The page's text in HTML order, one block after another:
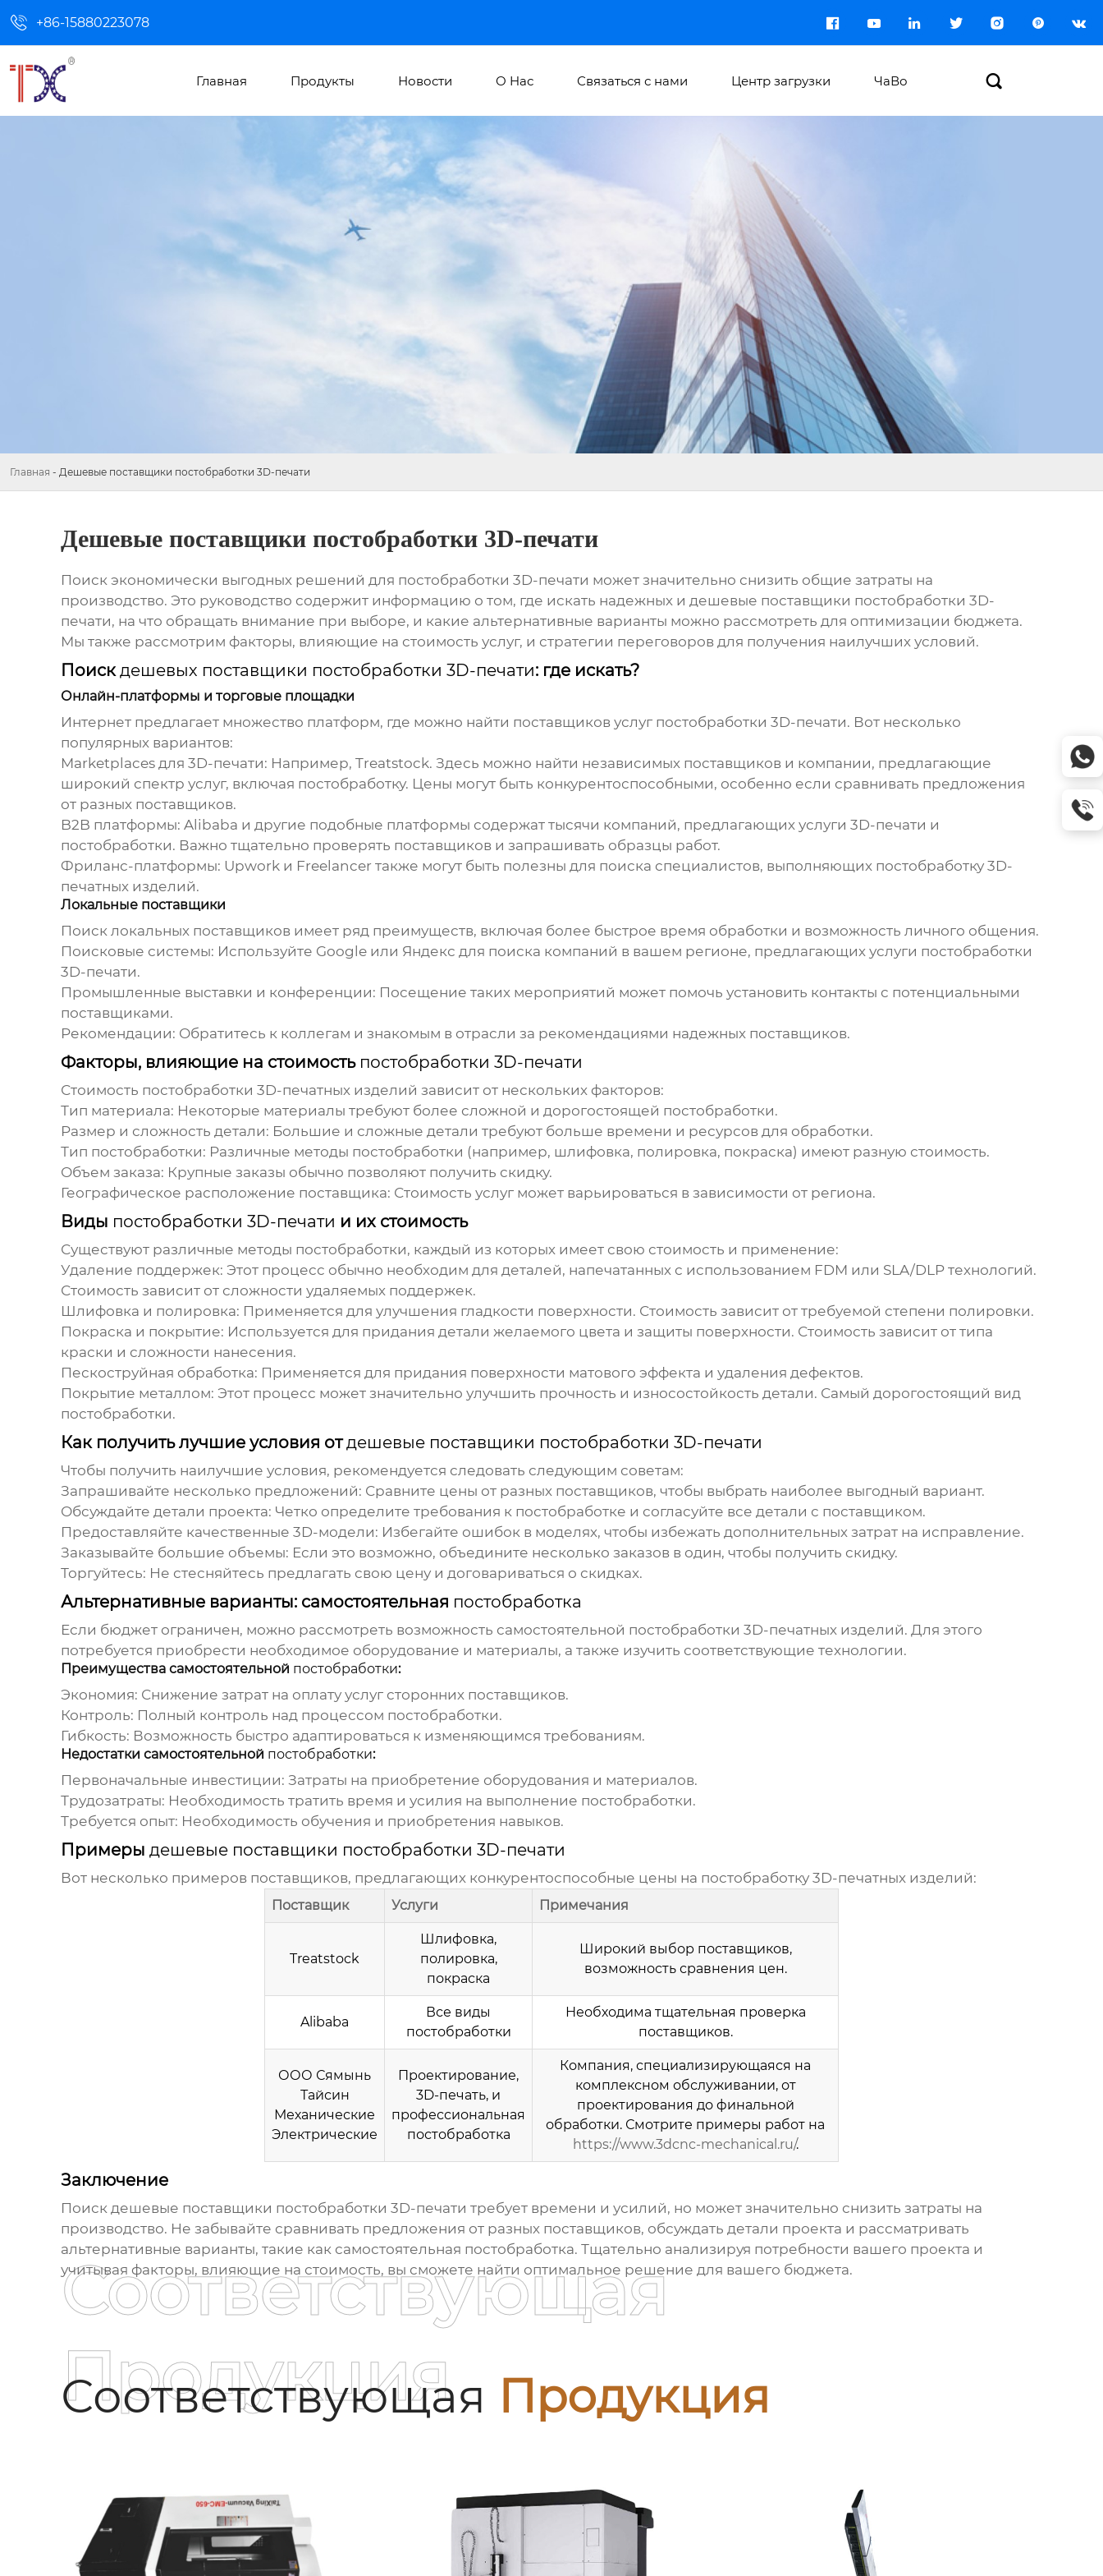
 +86-15880223078       
Главная Продукты Новости О Hас Связаться с нами Центр загрузки ЧаВо 
Главная - Дешевые поставщики постобработки 3D-печати
Дешевые поставщики постобработки 3D-печати
Поиск экономически выгодных решений для постобработки 3D-печати может значительно снизить общие затраты на
производство. Это руководство содержит информацию о том, где искать надежных и дешевые поставщики постобработки 3D-
печати, на что обращать внимание при выборе, и какие альтернативные варианты можно рассмотреть для оптимизации бюджета.
Мы также рассмотрим факторы, влияющие на стоимость услуг, и стратегии переговоров для получения наилучших условий.
Поискдешевых поставщики постобработки 3D-печати: где искать?
Онлайн-платформы и торговые площадки
Интернет предлагает множество платформ, где можно найти поставщиков услуг постобработки 3D-печати. Вот несколько
популярных вариантов:
Marketplaces для 3D-печати: Например, Treatstock. Здесь можно найти независимых поставщиков и компании, предлагающие
широкий спектр услуг, включая постобработку. Цены могут быть конкурентоспособными, особенно если сравнивать предложения
от разных поставщиков.
B2B платформы: Alibaba и другие подобные платформы содержат тысячи компаний, предлагающих услуги 3D-печати и
постобработки. Важно тщательно проверять поставщиков и запрашивать образцы работ.
Фриланс-платформы: Upwork и Freelancer также могут быть полезны для поиска специалистов, выполняющих постобработку 3D-
печатных изделий.
Локальные поставщики
Поиск локальных поставщиков имеет ряд преимуществ, включая более быстрое время обработки и возможность личного общения.
Поисковые системы: Используйте Google или Яндекс для поиска компаний в вашем регионе, предлагающих услуги постобработки
3D-печати.
Промышленные выставки и конференции: Посещение таких мероприятий может помочь установить контакты с потенциальными
поставщиками.
Рекомендации: Обратитесь к коллегам и знакомым в отрасли за рекомендациями надежных поставщиков.
Факторы, влияющие на стоимость постобработки 3D-печати
Стоимость постобработки 3D-печатных изделий зависит от нескольких факторов:
Тип материала: Некоторые материалы требуют более сложной и дорогостоящей постобработки.
Размер и сложность детали: Большие и сложные детали требуют больше времени и ресурсов для обработки.
Тип постобработки: Различные методы постобработки (например, шлифовка, полировка, покраска) имеют разную стоимость.
Объем заказа: Крупные заказы обычно позволяют получить скидку.
Географическое расположение поставщика: Стоимость услуг может варьироваться в зависимости от региона.
Виды постобработки 3D-печати и их стоимость
Существуют различные методы постобработки, каждый из которых имеет свою стоимость и применение:
Удаление поддержек: Этот процесс обычно необходим для деталей, напечатанных с использованием FDM или SLA/DLP технологий.
Стоимость зависит от сложности удаляемых поддержек.
Шлифовка и полировка: Применяется для улучшения гладкости поверхности. Стоимость зависит от требуемой степени полировки.
Покраска и покрытие: Используется для придания детали желаемого цвета и защиты поверхности. Стоимость зависит от типа
краски и сложности нанесения.
Пескоструйная обработка: Применяется для придания поверхности матового эффекта и удаления дефектов.
Покрытие металлом: Этот процесс может значительно улучшить прочность и износостойкость детали. Самый дорогостоящий вид
постобработки.
Как получить лучшие условия отдешевые поставщики постобработки 3D-печати
Чтобы получить наилучшие условия, рекомендуется следовать следующим советам:
Запрашивайте несколько предложений: Сравните цены от разных поставщиков, чтобы выбрать наиболее выгодный вариант.
Обсуждайте детали проекта: Четко определите требования к постобработке и согласуйте все детали с поставщиком.
Предоставляйте качественные 3D-модели: Избегайте ошибок в моделях, чтобы избежать дополнительных затрат на исправление.
Заказывайте большие объемы: Если это возможно, объедините несколько заказов в один, чтобы получить скидку.
Торгуйтесь: Не стесняйтесь предлагать свою цену и договариваться о скидках.
Альтернативные варианты: самостоятельная постобработка
Если бюджет ограничен, можно рассмотреть возможность самостоятельной постобработки 3D-печатных изделий. Для этого
потребуется приобрести необходимое оборудование и материалы, а также изучить соответствующие технологии.
Преимущества самостоятельной постобработки:
Экономия: Снижение затрат на оплату услуг сторонних поставщиков.
Контроль: Полный контроль над процессом постобработки.
Гибкость: Возможность быстро адаптироваться к изменяющимся требованиям.
Недостатки самостоятельной постобработки:
Первоначальные инвестиции: Затраты на приобретение оборудования и материалов.
Трудозатраты: Необходимость тратить время и усилия на выполнение постобработки.
Требуется опыт: Необходимость обучения и приобретения навыков.
Примеры дешевые поставщики постобработки 3D-печати
Вот несколько примеров поставщиков, предлагающих конкурентоспособные цены на постобработку 3D-печатных изделий:
Поставщик Услуги Примечания
Treatstock
Шлифовка,
полировка,
покраска
Широкий выбор поставщиков,
возможность сравнения цен.
Alibaba
Все виды
постобработки
Необходима тщательная проверка
поставщиков.
ООО Сямынь
Тайсин
Механические
Электрические
Проектирование,
3D-печать, и
профессиональная
постобработка
Компания, специализирующаяся на
комплексном обслуживании, от
проектирования до финальной
обработки. Смотрите примеры работ на
https://www.3dcnc-mechanical.ru/.
Заключение
Поиск дешевые поставщики постобработки 3D-печати требует времени и усилий, но может значительно снизить затраты на
производство. Не забывайте сравнивать предложения от разных поставщиков, обсуждать детали проекта и рассматривать
альтернативные варианты, такие как самостоятельная постобработка. Тщательно анализируя потребности вашего проекта и
учитывая факторы, влияющие на стоимость, вы сможете найти оптимальное решение для вашего бюджета.
Соответствующая Продукция
Соответствующая
Продукция